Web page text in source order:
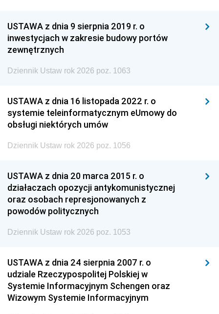
USTAWA z dnia 9 sierpnia 2019 r. o
inwestycjach w zakresie budowy portów
zewnętrznych
Dziennik Ustaw rok 2026 poz. 1063
USTAWA z dnia 16 listopada 2022 r. o
systemie teleinformatycznym eUmowy do
obsługi niektórych umów
Dziennik Ustaw rok 2026 poz. 1056
USTAWA z dnia 20 marca 2015 r. o
działaczach opozycji antykomunistycznej
oraz osobach represjonowanych z
powodów politycznych
Dziennik Ustaw rok 2026 poz. 1053
USTAWA z dnia 24 sierpnia 2007 r. o
udziale Rzeczypospolitej Polskiej w
Systemie Informacyjnym Schengen oraz
Wizowym Systemie Informacyjnym